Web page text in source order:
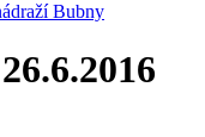
Bubny